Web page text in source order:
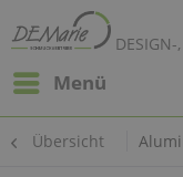
Menü
Übersicht